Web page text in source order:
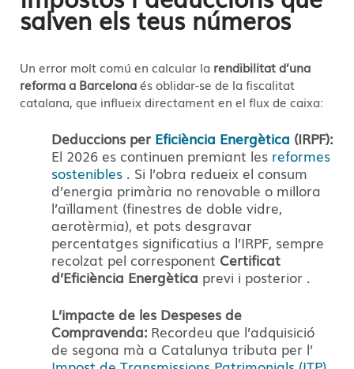
salven els teus números
Un error molt comú en calcular la rendibilitat d’una
reforma a Barcelonaés oblidar-se de la fiscalitat
catalana, que influeix directament en el flux de caixa:
Deduccions per Eficiència Energètica (IRPF):
El 2026 es continuen premiant les reformes
sostenibles . Si l’obra redueix el consum
d’energia primària no renovable o millora
l’aïllament (finestres de doble vidre,
aerotèrmia), et pots desgravar
percentatges significatius a l’IRPF, sempre
recolzat pel corresponent Certificat
d’Eficiència Energètica previ i posterior .
L’impacte de les Despeses de
Compravenda: Recordeu que l’adquisició
de segona mà a Catalunya tributa per l’